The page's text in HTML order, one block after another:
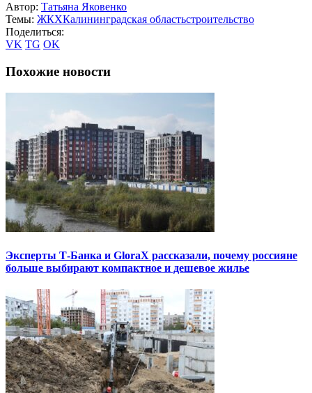
Автор: Татьяна Яковенко
Темы: ЖКХКалининградская областьстроительство
Поделиться:
VK TG OK
Похожие новости
Эксперты Т-Банка и GloraX рассказали, почему россияне
больше выбирают компактное и дешевое жилье